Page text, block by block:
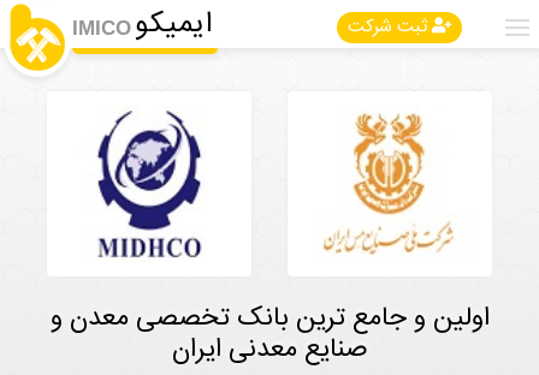
ثبت شرکت ایمیکو IMICO
اولین و جامع ترین بانک تخصصی معدن و
صنایع معدنی ایران